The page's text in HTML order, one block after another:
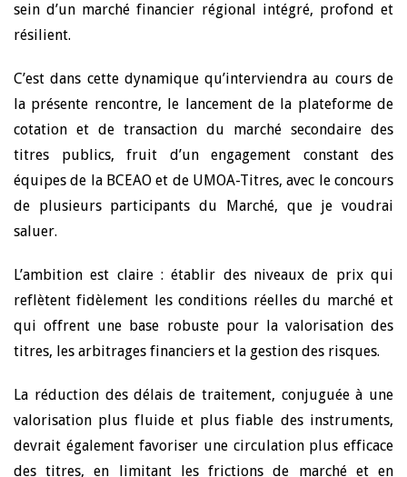
sein d’un marché financier régional intégré, profond et
résilient.
C’est dans cette dynamique qu’interviendra au cours de
la présente rencontre, le lancement de la plateforme de
cotation et de transaction du marché secondaire des
titres publics, fruit d’un engagement constant des
équipes de la BCEAO et de UMOA-Titres, avec le concours
de plusieurs participants du Marché, que je voudrai
saluer.
L’ambition est claire : établir des niveaux de prix qui
reflètent fidèlement les conditions réelles du marché et
qui offrent une base robuste pour la valorisation des
titres, les arbitrages financiers et la gestion des risques.
La réduction des délais de traitement, conjuguée à une
valorisation plus fluide et plus fiable des instruments,
devrait également favoriser une circulation plus efficace
des titres, en limitant les frictions de marché et en